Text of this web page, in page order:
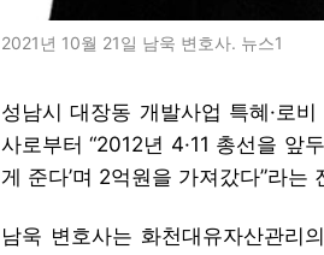
2021년 10월 21일 남욱 변호사. 뉴스1
성남시 대장동 개발사업 특혜·로
사로부터 “2012년 4·11 총선을 앞
게 준다’며 2억원을 가져갔다”라
남욱 변호사는 화천대유자산관리